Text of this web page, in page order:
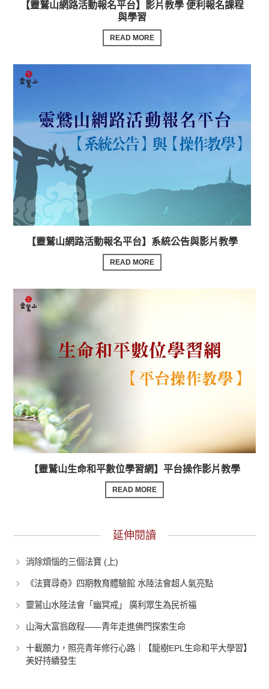
【靈鷲山網路活動報名平台】影片教學 便利報名課程
與學習
READ MORE
【靈鷲山網路活動報名平台】系統公告與影片教學
READ MORE
【靈鷲山生命和平數位學習網】平台操作影片教學
READ MORE
延伸閱讀
消除煩惱的三個法寶 (上)
《法寶尋奇》四期教育體驗館 水陸法會超人氣亮點
靈鷲山水陸法會「幽冥戒」 廣利眾生為民祈福
山海大富翁啟程——青年走進佛門探索生命
十載願力，照亮青年修行心路｜【龍樹EPL生命和平大學習】
美好持續發生